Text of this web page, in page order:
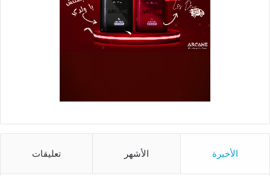
الأخيرة الأشهر تعليقات